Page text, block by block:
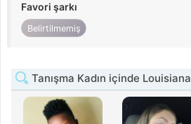
Favori şarkı
Belirtilmemiş
Tanışma Kadın içinde Louisiana